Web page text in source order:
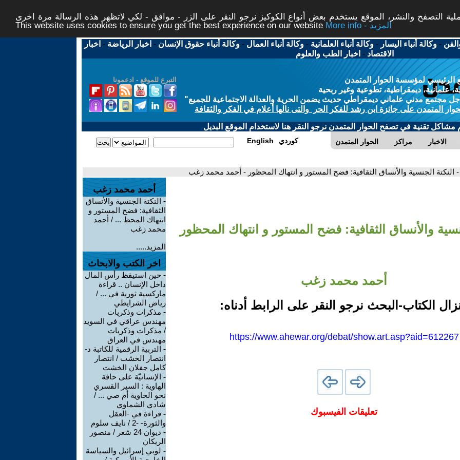
التصفح والنشر، الموقع يستخدم بعض أنواع الكوكيز نرجو النقر على الزر - موافق - لكي لاتظهر هذه الرسالة مرة اخرى -
This website uses cookies to ensure you get the best experience on our website
More info - المزيد
-وكالة أنباء اليسار -وكالة أنباء العلمانية -وكالة أنباء العمال -وكالة أنباء حقوق الإنسان - اخبار الرياضة - اخبار
الاقتصاد - اخبار الطب والعلوم
التبرع للموقع - ادعمونا
الرئيسي لمؤسسة الحوار المتمدن
علمانية، ديمقراطية، تطوعية وغير ربحية
مجتمع مدني علماني ديمقراطي حديث يضمن الحرية والعدالة الاجتماعية للجميع"
المتمدن على جائزة ابن رشد للفكر الحر والتى نالها أعلام في الفكر والثقافة
مشاكل تقنية في تصفح الحوار المتمدن نرجو النقر هنا لاستخدام الموقع البديل
الحوار المتمدن مراكز الاخبار English كوردي
- النكتة الجنسية والأنساق الثقافية: فضح المستور و انتهاك المحظور - أحمد محمد زغب
والأنساق الثقافية: فضح المستور و انتهاك المحظور
أحمد محمد زغب
الكتاب-البحث نرجو النقر على الرابط أدناه:
https://www.ahewar.org/debat/show.art.asp?aid=612267
تعليقات الفيسبوك
أحمد محمد زغب
- النكتة الجنسية والأنساق
الثقافية: فضح المستور و
انتهاك المحظ ... / أحمد
محمد زغب
المزيد.....
اخر الكتب والابحاث
- حين استيقظ رأس المال
داخل الإنسان .. قراءة
ماركسية ثورية في ... /
رياض الشرايطي
- مذكرات وذكريات
مهندس عراقي في السويد
/ مذكرات وذكريات
مهندس في العراق
- التربية الرقمية للكاتبة د-
انتصار الخشت / انتصار
كامل جفلان الخشت
- الإنسانيّة على حافة
الهاوية : السير القسري
نحو الخاوية أم صي ... /
شادي الشماوي
- قراءة في -العقل
والثورة- -2 / نايف سلوم
-
ديوان 24 شعر / منصور
الريكان
- لوبي إسرائيل والسياسة